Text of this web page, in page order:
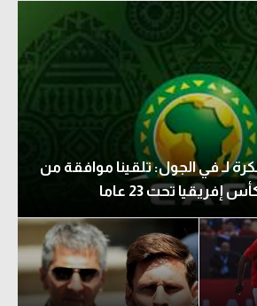
لـ في الجول: تلقينا موافقة من
تحت 23 عاما